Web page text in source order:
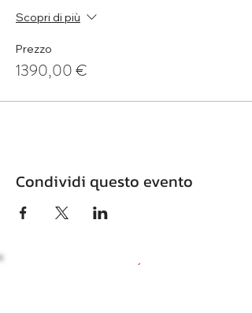
Scopri di più
Prezzo
1390,00 €
Condividi questo evento